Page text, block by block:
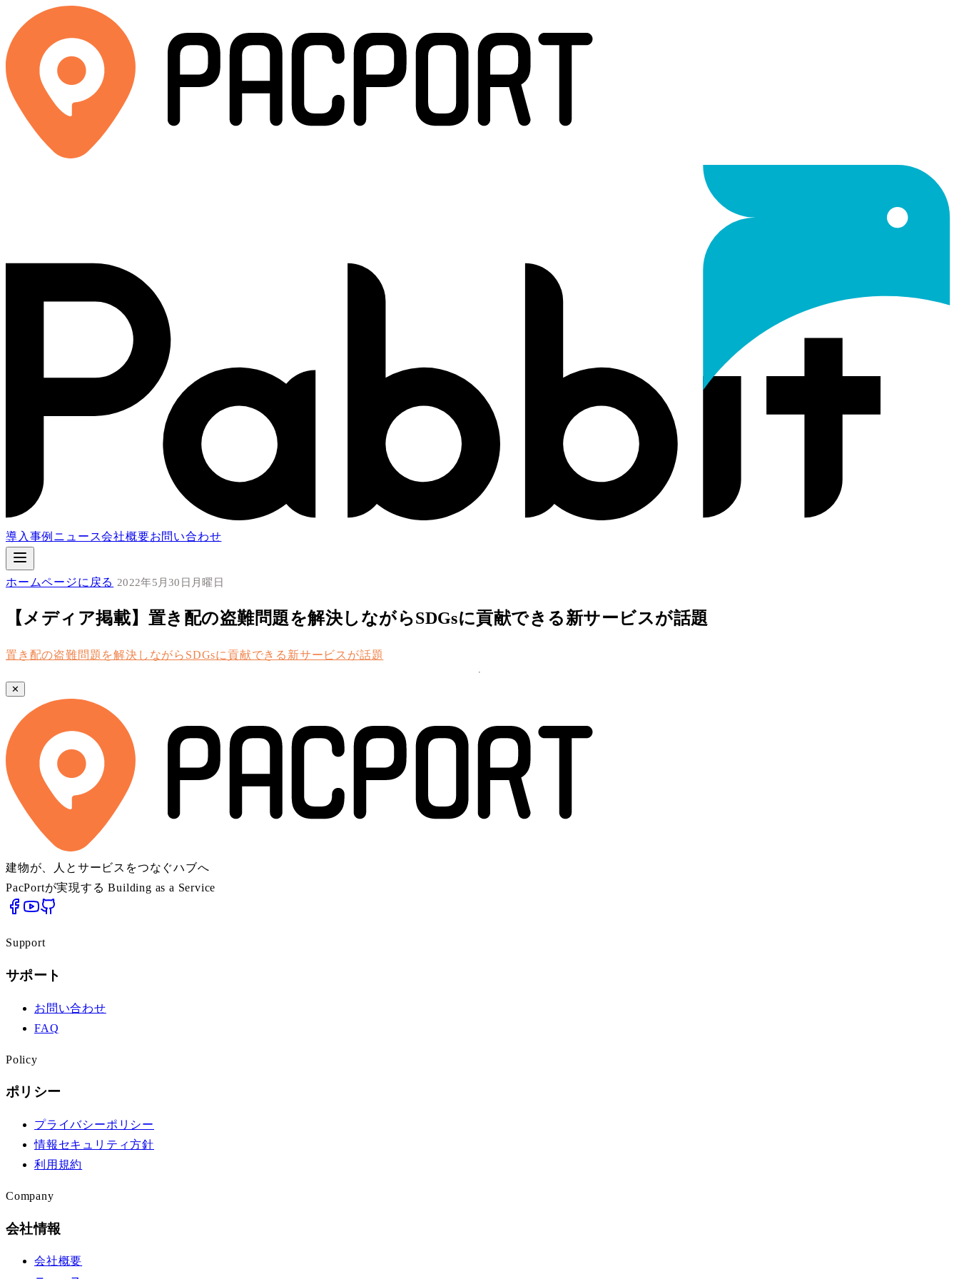
導入事例 ニュース会社概要お問い合わせ
ホームページに戻る 2022年5月30日月曜日
【メディア掲載】置き配の盗難問題を解決しながらSDGsに貢献できる新サービスが話題
置き配の盗難問題を解決しながらSDGsに貢献できる新サービスが話題
✕
建物が、人とサービスをつなぐハブへ
PacPortが実現する Building as a Service
Support
サポート
お問い合わせ
FAQ
Policy
ポリシー
プライバシーポリシー
情報セキュリティ方針
利用規約
Company
会社情報
会社概要